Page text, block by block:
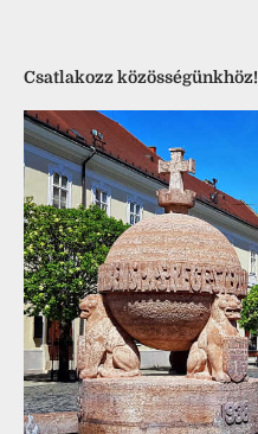
Csatlakozz közösségünkhöz!